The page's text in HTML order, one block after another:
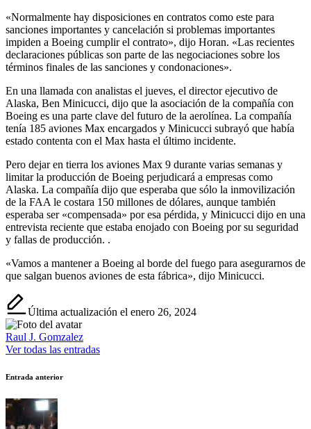
«Normalmente hay disposiciones en contratos como este para
sanciones importantes y cancelación si problemas importantes
impiden a Boeing cumplir el contrato», dijo Horan. «Las recientes
declaraciones públicas son parte de las negociaciones sobre los
términos finales de las sanciones y condonaciones».
En una llamada con analistas el jueves, el director ejecutivo de
Alaska, Ben Minicucci, dijo que la asociación de la compañía con
Boeing es una parte clave del futuro de la aerolínea. La compañía
tenía 185 aviones Max encargados y Minicucci subrayó que había
estado contenta con el Max hasta el último incidente.
Pero dejar en tierra los aviones Max 9 durante varias semanas y
limitar la producción de Boeing perjudicará a empresas como
Alaska. La compañía dijo que esperaba que sólo la inmovilización
de la FAA le costara 150 millones de dólares, aunque también
esperaba ser «compensada» por esa pérdida, y Minicucci dijo en una
entrevista reciente que estaba enojado con Boeing por su seguridad
y fallas de producción. .
«Vamos a mantener a Boeing al borde del fuego para asegurarnos de
que salgan buenos aviones de esta fábrica», dijo Minicucci.
Última actualización el enero 26, 2024
Raul J. Gomzalez
Ver todas las entradas
Navegación
de
entradas
Entrada anterior